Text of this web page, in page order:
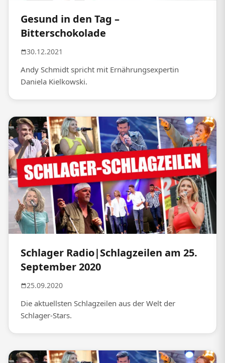
Gesund in den Tag –
Bitterschokolade
30.12.2021
Andy Schmidt spricht mit Ernährungsexpertin
Daniela Kielkowski.
Schlager Radio|Schlagzeilen am 25.
September 2020
25.09.2020
Die aktuellsten Schlagzeilen aus der Welt der
Schlager-Stars.